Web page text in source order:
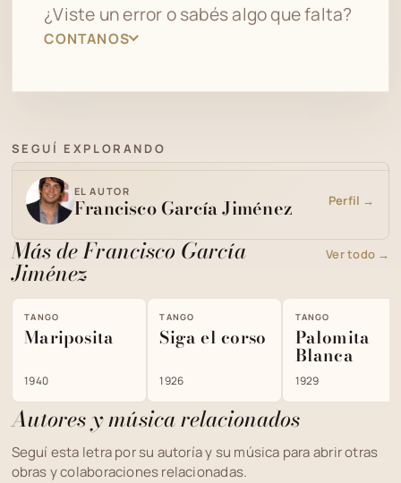
¿Viste un error o sabés algo que falta?
CONTANOS
SEGUÍ EXPLORANDO
EL AUTOR
Francisco García Jiménez Perfil →
Más de Francisco García
Jiménez
Ver todo →
TANGO
Mariposita
1940
TANGO
Siga el corso
1926
TANGO
Palomita
Blanca
1929
Autores y música relacionados
Seguí esta letra por su autoría y su música para abrir otras
obras y colaboraciones relacionadas.